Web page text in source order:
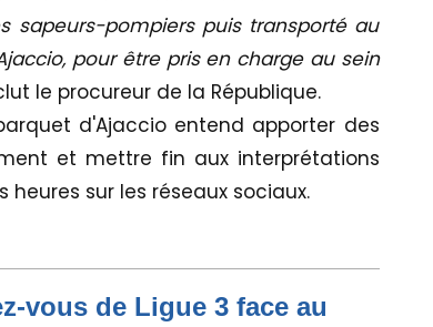
sapeurs-pompiers puis transporté au
pour être pris en charge au sein
le procureur de la République.
d'Ajaccio entend apporter des
et mettre fin aux interprétations
sur les réseaux sociaux.
vous de Ligue 3 face au